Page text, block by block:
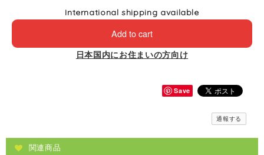
International shipping available
Add to cart
日本国内にお住まいの方向け
Save
通報する
関連商品